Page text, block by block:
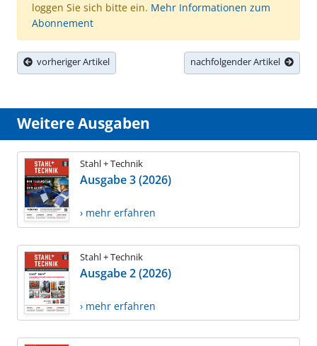
loggen Sie sich bitte ein. Mehr Informationen zum
Abonnement
vorheriger Artikel nachfolgender Artikel
Weitere Ausgaben
Stahl + Technik
Ausgabe 3 (2026)
› mehr erfahren
Stahl + Technik
Ausgabe 2 (2026)
› mehr erfahren